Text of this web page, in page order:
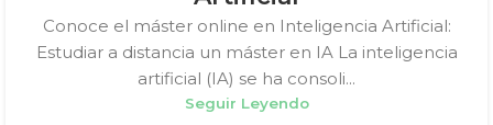
Conoce el máster online en Inteligencia Artificial:
Estudiar a distancia un máster en IA La inteligencia
artificial (IA) se ha consoli...
Seguir Leyendo